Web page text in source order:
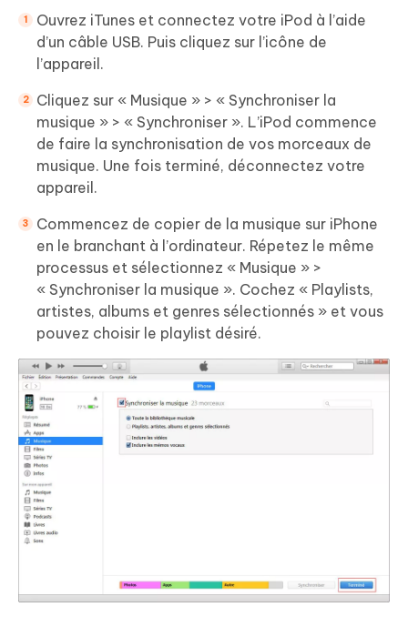
Ouvrez iTunes et connectez votre iPod à l’aide
d’un câble USB. Puis cliquez sur l’icône de
l’appareil.
Cliquez sur « Musique » > « Synchroniser la
musique » > « Synchroniser ». L’iPod commence
de faire la synchronisation de vos morceaux de
musique. Une fois terminé, déconnectez votre
appareil.
Commencez de copier de la musique sur iPhone
en le branchant à l’ordinateur. Répetez le même
processus et sélectionnez « Musique » >
« Synchroniser la musique ». Cochez « Playlists,
artistes, albums et genres sélectionnés » et vous
pouvez choisir le playlist désiré.